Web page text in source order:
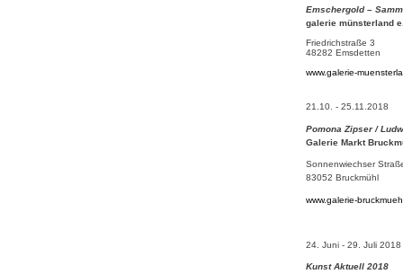
Emschergold –
galerie münsterland
Friedrichstraße 3
48282 Emsdetten
www.galerie-
21.10. - 25.11.2018
Pomona Zipser /
Galerie Markt
Sonnenwiechser
83052 Bruckmühl
www.galerie-
24. Juni - 29. Juli 2018
Kunst Aktuell 2018